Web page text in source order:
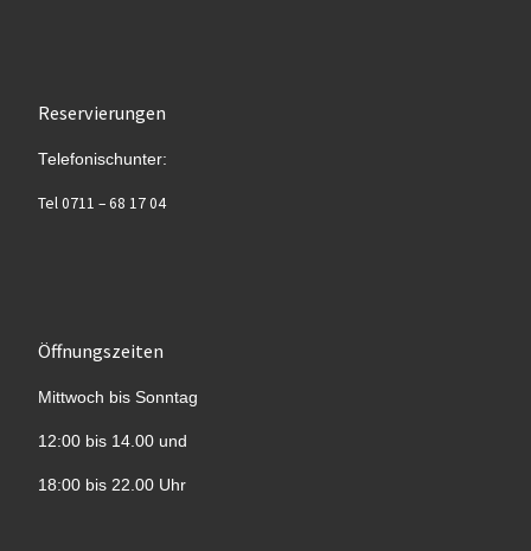
Reservierungen
Telefonischunter:
Tel 0711 – 68 17 04
Öffnungszeiten
Mittwoch bis Sonntag
12:00 bis 14.00 und
18:00 bis 22.00 Uhr